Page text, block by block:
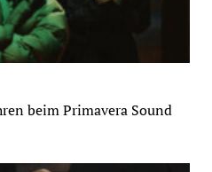
beim Primavera Sound